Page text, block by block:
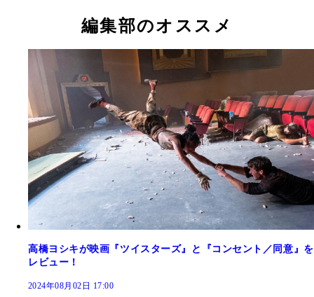
編集部のオススメ
高橋ヨシキが映画『ツイスターズ』と『コンセント／同意』を
レビュー！
2024年08月02日 17:00